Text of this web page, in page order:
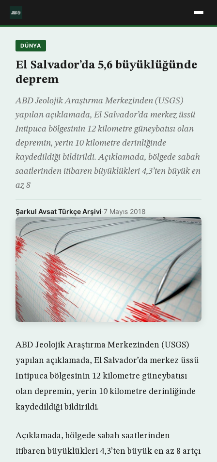
DÜNYA
El Salvador’da 5,6 büyüklüğünde
deprem
ABD Jeolojik Araştırma Merkezinden (USGS)
yapılan açıklamada, El Salvador’da merkez üssü
Intipuca bölgesinin 12 kilometre güneybatısı olan
depremin, yerin 10 kilometre derinliğinde
kaydedildiği bildirildi. Açıklamada, bölgede sabah
saatlerinden itibaren büyüklükleri 4,3’ten büyük en
az 8
Şarkul Avsat Türkçe Arşivi·7 Mayıs 2018
ABD Jeolojik Araştırma Merkezinden (USGS)
yapılan açıklamada, El Salvador’da merkez üssü
Intipuca bölgesinin 12 kilometre güneybatısı
olan depremin, yerin 10 kilometre derinliğinde
kaydedildiği bildirildi.
Açıklamada, bölgede sabah saatlerinden
itibaren büyüklükleri 4,3’ten büyük en az 8 artçı